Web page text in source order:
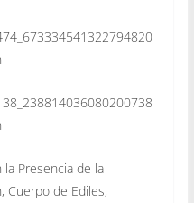
laPresencia de la
Cuerpo de Ediles,